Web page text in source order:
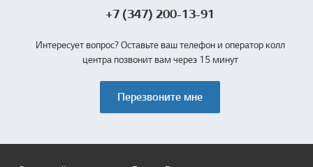
+7 (347) 200-13-91
Интересует вопрос? Оставьте ваш телефон и оператор колл
центра позвонит вам через 15 минут
Перезвоните мне